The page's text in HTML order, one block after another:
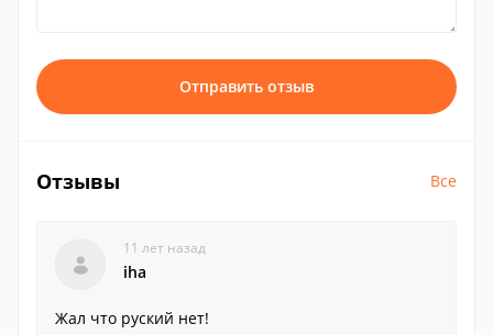
Отправить отзыв
Отзывы Все
11 лет назад
iha
Жал что руский нет!